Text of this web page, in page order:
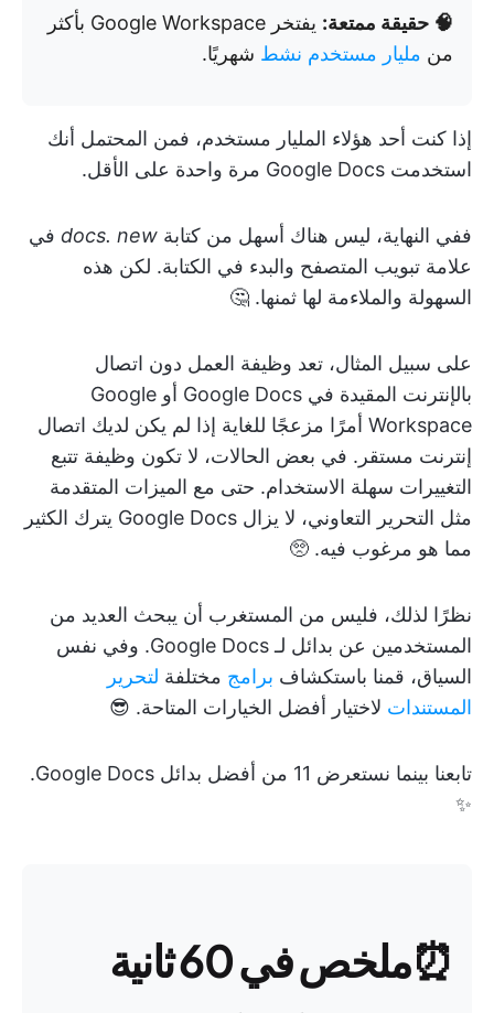
🧠 حقيقة ممتعة:
يفتخر Google Workspace بأكثر
من مليار مستخدم نشط شهريًا.
إذا كنت أحد هؤلاء المليار مستخدم، فمن المحتمل أنك
استخدمت Google Docs مرة واحدة على الأقل.
ففي النهاية، ليس هناك أسهل من كتابة docs. new في
علامة تبويب المتصفح والبدء في الكتابة. لكن هذه
السهولة والملاءمة لها ثمنها. 🤔
على سبيل المثال، تعد وظيفة العمل دون اتصال
بالإنترنت المقيدة في Google Docs أو Google
Workspace أمرًا مزعجًا للغاية إذا لم يكن لديك اتصال
إنترنت مستقر. في بعض الحالات، لا تكون وظيفة تتبع
التغييرات سهلة الاستخدام. حتى مع الميزات المتقدمة
مثل التحرير التعاوني، لا يزال Google Docs يترك الكثير
مما هو مرغوب فيه. 🥺
نظرًا لذلك، فليس من المستغرب أن يبحث العديد من
المستخدمين عن بدائل لـ Google Docs. وفي نفس
السياق، قمنا باستكشاف برامج مختلفة لتحرير
المستندات لاختيار أفضل الخيارات المتاحة. 😎
تابعنا بينما نستعرض 11 من أفضل بدائل Google Docs.
✨
⏰ملخص في 60 ثانية